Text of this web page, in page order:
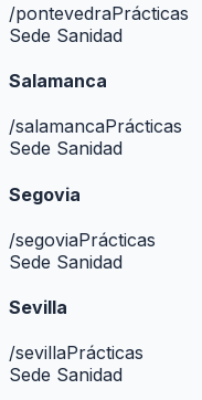
/pontevedraPrácticas
Sede Sanidad
Salamanca
/salamancaPrácticas
Sede Sanidad
Segovia
/segoviaPrácticas
Sede Sanidad
Sevilla
/sevillaPrácticas
Sede Sanidad